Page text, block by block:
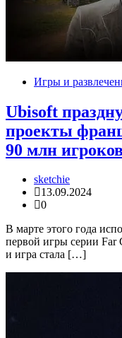
Игры и
Ubisoft
проекты
90 млн
sketchie
13.09.2024
0
В марте этого года
первой игры серии Far
и игра стала […]